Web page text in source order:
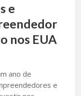
e
nos EUA
ano de
e